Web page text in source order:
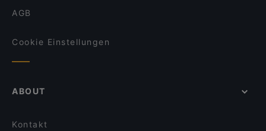
AGB
Cookie Einstellungen
ABOUT
Kontakt